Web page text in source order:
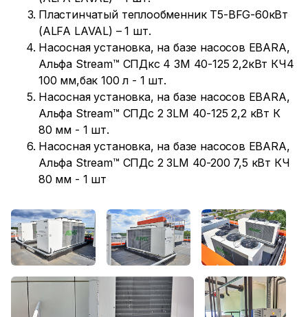
Пластинчатый теплообменник T5-BFG-60кВт
(ALFA LAVAL) – 1 шт.
Насосная установка, на базе насосов EBARA,
Альфа Stream™ СПДкс 4 3M 40-125 2,2кВт КЧ4
100 мм,бак 100 л - 1 шт.
Насосная установка, на базе насосов EBARA,
Альфа Stream™ СПДс 2 3LM 40-125 2,2 кВт К
80 мм - 1 шт.
Насосная установка, на базе насосов EBARA,
Альфа Stream™ СПДс 2 3LM 40-200 7,5 кВт КЧ
80 мм - 1 шт